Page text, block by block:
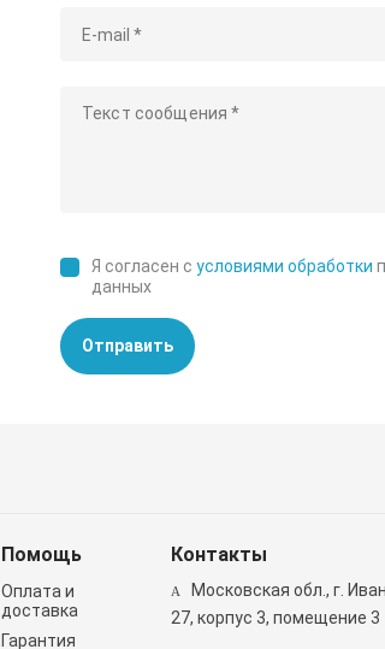
Я согласен сусловиями обработки
данных
Отправить
Помощь
Оплата и
доставка
Гарантия
Контакты
Московская обл., г.
27, корпус 3, помещение 3